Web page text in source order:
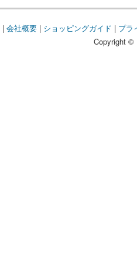
| 会社概要| ショッピングガイド | プラ
Copyright ©